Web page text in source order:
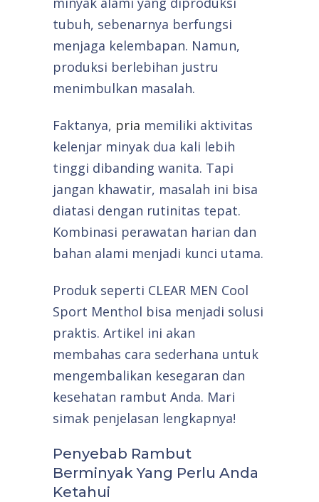
tubuh, sebenarnya berfungsi
menjaga kelembapan. Namun,
produksi berlebihan justru
menimbulkan masalah.
Faktanya, pria memiliki aktivitas
kelenjar minyak dua kali lebih
tinggi dibanding wanita. Tapi
jangan khawatir, masalah ini bisa
diatasi dengan rutinitas tepat.
Kombinasi perawatan harian dan
bahan alami menjadi kunci utama.
Produk seperti CLEAR MEN Cool
Sport Menthol bisa menjadi solusi
praktis. Artikel ini akan
membahas cara sederhana untuk
mengembalikan kesegaran dan
kesehatan rambut Anda. Mari
simak penjelasan lengkapnya!
Penyebab Rambut
Berminyak Yang Perlu Anda
Ketahui